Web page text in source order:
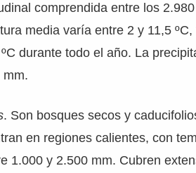
comprendida entre los
media varía entre 2 y 11,5
durante todo el año. La
mm.
. Son bosques secos y
en regiones calientes, con
1.000 y 2.500 mm. Cubren